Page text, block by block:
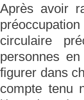
Après avoir
circulaire
personnes
figurer dans
compte tenu